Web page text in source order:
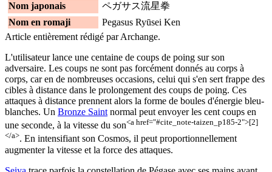
Nom japonais
ペガサス流星拳
Nom en romaji
Pegasus Ryūsei Ken
Article entièrement rédigé par Archange.
L'utilisateur lance une centaine de coups de poing sur son
adversaire. Les coups ne sont pas forcément donnés au corps à
corps, car en de nombreuses occasions, celui qui s'en sert frappe des
cibles à distance dans le prolongement des coups de poing. Ces
attaques à distance prennent alors la forme de boules d'énergie bleu-
blanches. Un Bronze Saint normal peut envoyer les cent coups en
une seconde, à la vitesse du son<a href="#cite_note-taizen_p185-2">[2]
</a>. En intensifiant son Cosmos, il peut proportionnellement
augmenter la vitesse et la force des attaques.